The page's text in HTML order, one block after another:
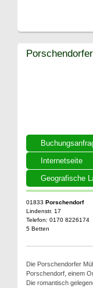
Internetseite
Geografische
01833 Porschendorf
Lindenstr. 17
Telefon: 0170 8226174
5 Betten
Die Porschendorfer
Porschendorf, einem
Die romantisch